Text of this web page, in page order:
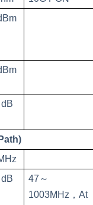
dB
dB 47 ～
1003MHz ， At